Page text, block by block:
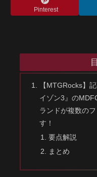
Pinterest
【MTGRocks】
イゾン3』の
ランドが複数の
す！
要点解説
まとめ